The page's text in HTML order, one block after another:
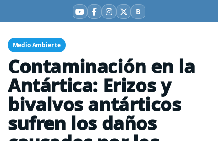
YouTube
Facebook
Instagram
X BBluesky
Medio Ambiente
Contaminación en la
Antártica: Erizos y
bivalvos antárticos
sufren los daños